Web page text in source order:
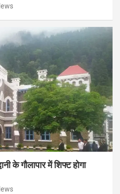
के गौलापार में शिफ्ट होगा